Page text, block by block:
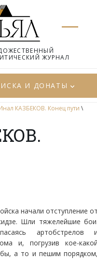
ЖУРНАЛ
И ДОНАТЫ
КАЗБЕКОВ. Конец пути \
начали отступление
Шли тяжелейшие
артобстрелов
и, погрузив кое-
а то и пешим